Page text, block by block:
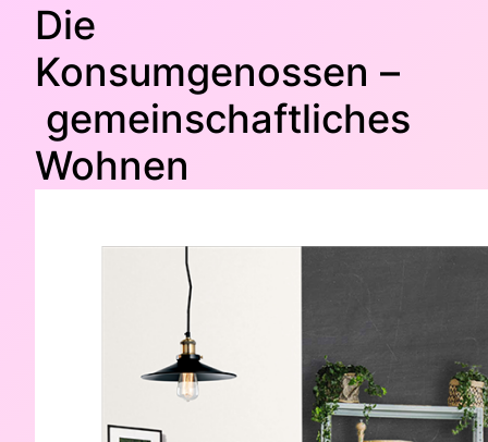
Die
Konsumgenossen –
gemeinschaftliches
Wohnen